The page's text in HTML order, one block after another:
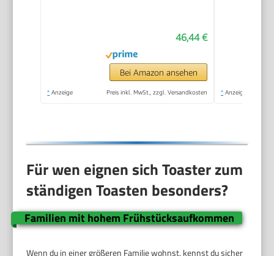
W, edelstahl matt46,44 €
Bei Amazon ansehen
* Anzeige Preis inkl. MwSt., zzgl. Versandkosten * Anzeige
Für wen eignen sich Toaster zum
ständigen Toasten besonders?
Familien mit hohem Frühstücksaufkommen
Wenn du in einer größeren Familie wohnst, kennst du sicher